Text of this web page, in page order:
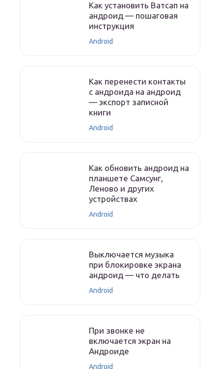
Как установить Ватсап на
андроид — пошаговая
инструкция
Android
Как перенести контакты
с андроида на андроид
— экспорт записной
книги
Android
Как обновить андроид на
планшете Самсунг,
Леново и других
устройствах
Android
Выключается музыка
при блокировке экрана
андроид — что делать
Android
При звонке не
включается экран на
Андроиде
Android